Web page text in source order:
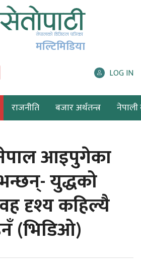
मल्टिमिडिया
LOG IN
राजनीति बजार अर्थतन्त्र नेपाली
आइपुगेका
युद्धको
दृश्य कहिल्यै
(भिडिओ)